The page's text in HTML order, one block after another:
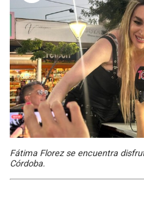
Fátima Florez se encuentra
Córdoba.